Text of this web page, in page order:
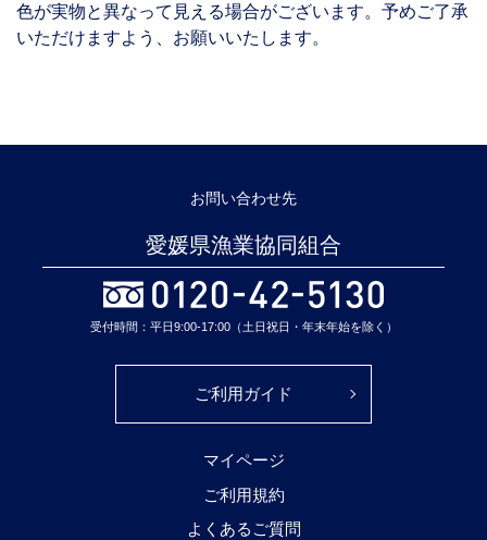
色が実物と異なって見える場合がございます。予めご了承
いただけますよう、お願いいたします。
お問い合わせ先
愛媛県漁業協同組合
受付時間：平日9:00-17:00（土日祝日・年末年始を除く）
ご利用ガイド
マイページ
ご利用規約
よくあるご質問